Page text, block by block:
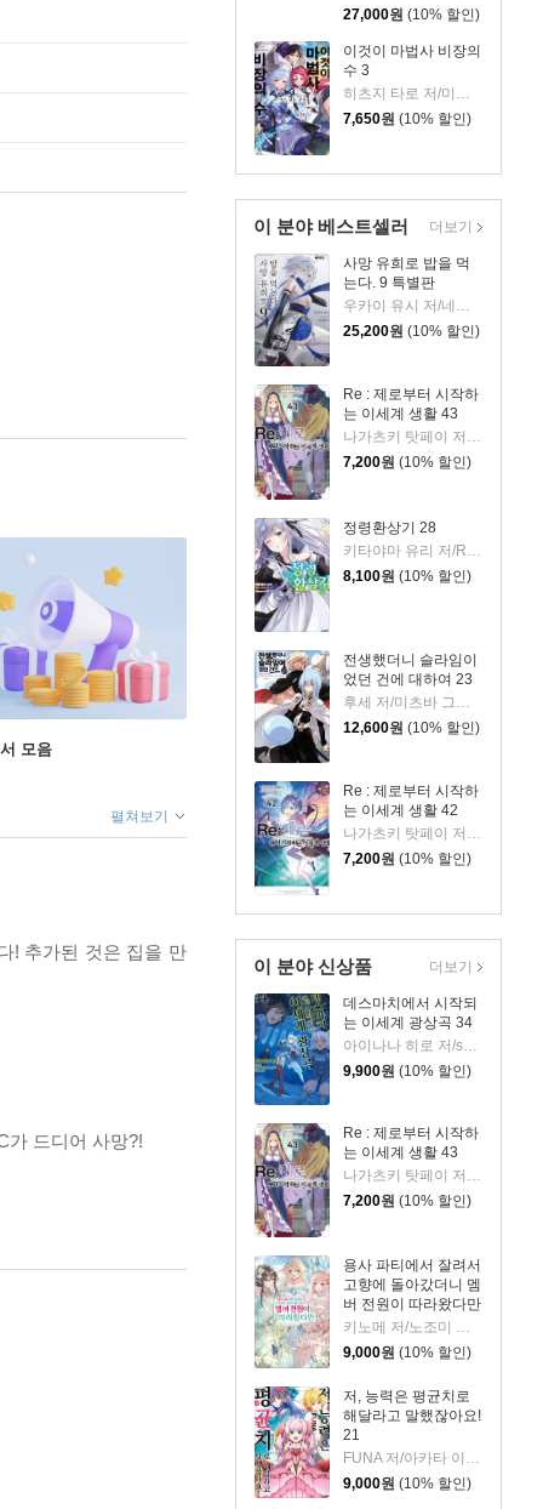
27,000원 (10% 할인)
이것이 마법사 비장의
수 3
히츠지 타로 저/미시마 쿠로네 그림/김장준 역
7,650원 (10% 할인)
이 분야 베스트셀러
사망 유희로 밥을 먹
는다. 9 특별판
우카이 유시 저/네코메타루 그림/이희경 역
25,200원 (10% 할인)
Re : 제로부터 시작하
는 이세계 생활 43
나가츠키 탓페이 저/오츠카 신이치로 그림
7,200원 (10% 할인)
정령환상기 28
8,100원 (10% 할인)
전생했더니 슬라임이
었던 건에 대하여 23
후세 저/미츠바 그림/이소정 역
12,600원 (10% 할인)
Re : 제로부터 시작하
는 이세계 생활 42
7,200원 (10% 할인)
더보기
이 분야 신상품
데스마치에서 시작되
는 이세계 광상곡 34
아이나나 히로 저/shri,나가하마 메구미 그림/박경용 역
9,900원 (10% 할인)
Re : 제로부터 시작하
는 이세계 생활 43
나가츠키 탓페이 저/오츠카 신이치로 그림
7,200원 (10% 할인)
용사 파티에서 잘려서
고향에 돌아갔더니 멤
버 전원이 따라왔다만
5
키노메 저/노조미 그림/박정철 역
9,000원 (10% 할인)
저, 능력은 평균치로
해달라고 말했잖아요!
21
FUNA 저/아카타 이츠키 그림/조민정 역
9,000원 (10% 할인)
더보기
모음
펼쳐보기
! 추가된 것은 집을 만
가 드디어 사망?!